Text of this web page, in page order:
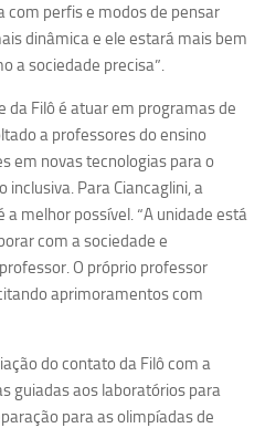
Severi (FDRP)
Caneppele
Porto
Bertran
Encerrados
com perfis e modos de pensar
dinâmica e ele estará mais bem
a sociedade precisa”.
Filô é atuar em programas de
a professores do ensino
em novas tecnologias para o
Para Ciancaglini, a
melhor possível. “A unidade está
com a sociedade e
O próprio professor
aprimoramentos com
do contato da Filô com a
guiadas aos laboratórios para
para as olimpíadas de